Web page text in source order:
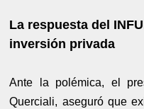
La respuesta del
inversión privada
Ante la polémica, el
Querciali, aseguró que